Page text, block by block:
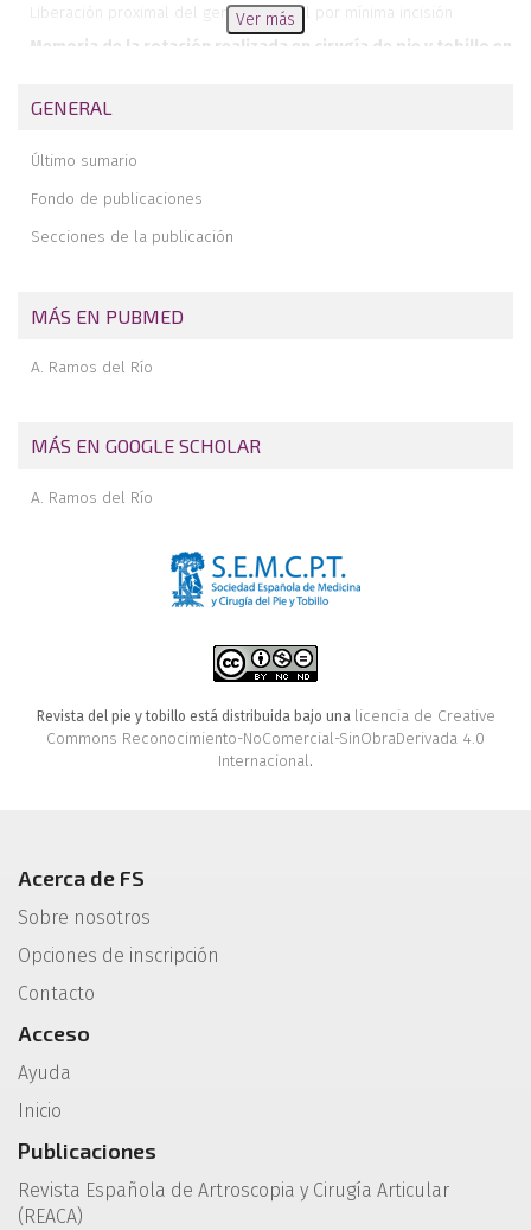
Liberación proximal del gemelo medial por mínima incisión
Memoria de la rotación realizada en cirugía de pie y tobillo en
Revista de revistas
Ver más
GENERAL
Último sumario
Fondo de publicaciones
Secciones de la publicación
MÁS EN PUBMED
A. Ramos del Río
MÁS EN GOOGLE SCHOLAR
A. Ramos del Río
Revista del pie y tobillo está distribuida bajo una licencia de Creative
Commons Reconocimiento-NoComercial-SinObraDerivada 4.0
Internacional.
Acerca de FS
Sobre nosotros
Opciones de inscripción
Contacto
Acceso
Ayuda
Inicio
Publicaciones
Revista Española de Artroscopia y Cirugía Articular
(REACA)